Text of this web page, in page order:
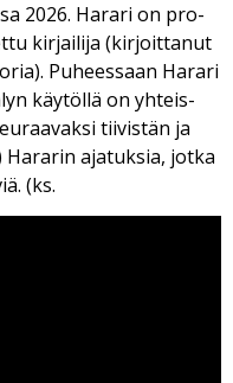
2026. Ha­ra­ri on pro­
kir­jai­li­ja (kir­joit­ta­nut
Pu­hees­saan Ha­ra­ri
käy­töl­lä on yh­teis­
tii­vis­tän ja
Ha­ra­rin aja­tuk­sia, jot­ka
(ks.